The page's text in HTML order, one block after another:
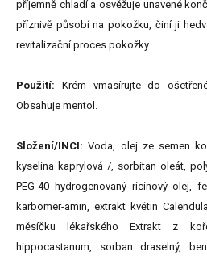
příjemně chladí a osvěžuje unavené
příznivě působí na pokožku, činí ji
revitalizační proces pokožky.
Použití: Krém vmasírujte do
Obsahuje mentol.
Složení/INCI: Voda, olej ze semen
kyselina kaprylová /, sorbitan oleát,
PEG-40 hydrogenovaný ricinový olej,
karbomer-amin, extrakt květin
měsíčku lékařského Extrakt z
hippocastanum, sorban draselný,